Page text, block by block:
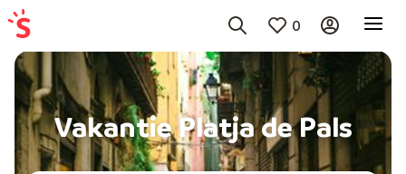
0
Vakantie Platja de Pals